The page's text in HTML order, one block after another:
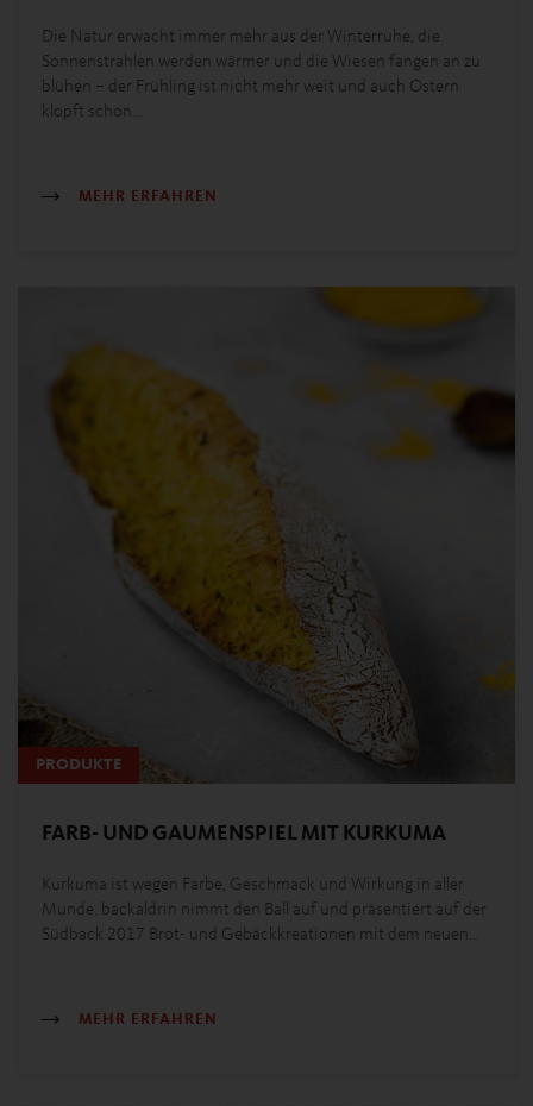
Die Natur erwacht immer mehr aus der Winterruhe, die
Sonnenstrahlen werden wärmer und die Wiesen fangen an zu
blühen – der Frühling ist nicht mehr weit und auch Ostern
klopft schon…
MEHR ERFAHREN
PRODUKTE
FARB- UND GAUMENSPIEL MIT KURKUMA
Kurkuma ist wegen Farbe, Geschmack und Wirkung in aller
Munde. backaldrin nimmt den Ball auf und präsentiert auf der
Südback 2017 Brot- und Gebäckkreationen mit dem neuen…
MEHR ERFAHREN